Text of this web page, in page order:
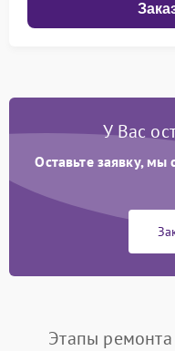
У Вас
Оставьте заявку,
Этапы